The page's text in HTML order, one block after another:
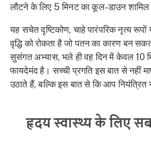
लौटने के लिए 5 मिनट का कूल-डाउन शामिल
यह सचेत दृष्टिकोण, चाहे पारंपरिक नृत्य
वृद्धि को रोकता है जो पतन का कारण बन
सुसंगत अभ्यास, भले ही वह दिन में केवल 10
फायदेमंद है। सच्ची प्रगति इस बात से नहीं
उठाते हैं, बल्कि इस बात से कि आप